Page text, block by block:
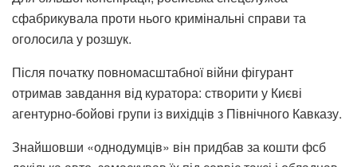
сфабрикувала проти нього кримінальні справи та
оголосила у розшук.
Після початку повномасштабної війни фігурант
отримав завдання від куратора: створити у Києві
агентурно-бойові групи із вихідців з Північного Кавказу.
Знайшовши «однодумців» він придбав за кошти фсб